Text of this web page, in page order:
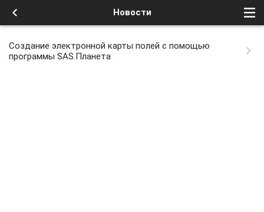
Новости
Создание электронной карты полей с помощью
программы SAS.Планета